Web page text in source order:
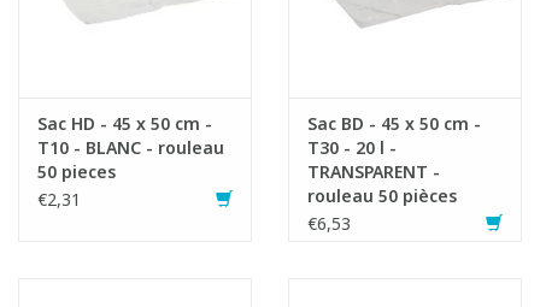
Sac HD - 45 x 50 cm -
T10 - BLANC - rouleau
50 pieces
€2,31
Sac BD - 45 x 50 cm -
T30 - 20 l -
TRANSPARENT -
rouleau 50 pièces
€6,53